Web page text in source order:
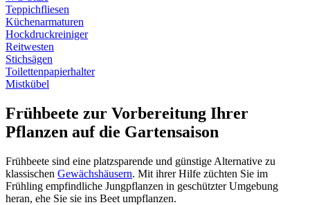
Teppichfliesen
Küchenarmaturen
Hockdruckreiniger
Reitwesten
Stichsägen
Toilettenpapierhalter
Mistkübel
Frühbeete zur Vorbereitung Ihrer
Pflanzen auf die Gartensaison
Frühbeete sind eine platzsparende und günstige Alternative zu
klassischen Gewächshäusern. Mit ihrer Hilfe züchten Sie im
Frühling empfindliche Jungpflanzen in geschützter Umgebung
heran, ehe Sie sie ins Beet umpflanzen.